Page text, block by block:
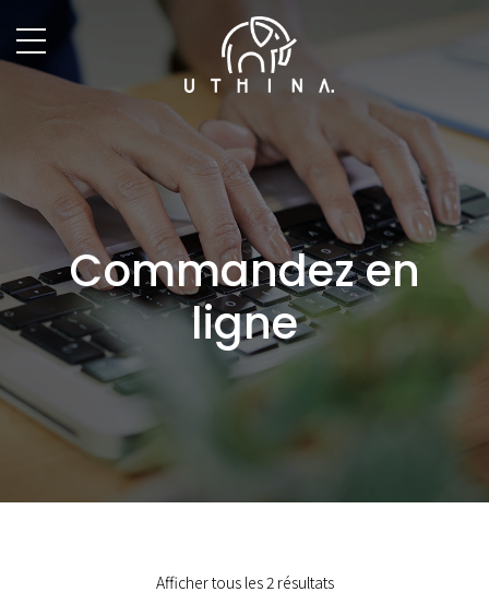
Commandez en
ligne
Afficher tous les 2 résultats